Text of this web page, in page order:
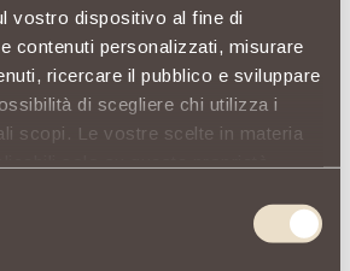
vostro dispositivo al fine di
contenuti personalizzati, misurare
ricercare il pubblico e sviluppare
di scegliere chi utilizza i
scopi. Le vostre scelte in materia
o revocare il proprio consenso in
dalla Dichiarazione sui cookie o
destination that offers
experience. We take care
with partnerships and private
golf clubs right by the sea
golf courses.